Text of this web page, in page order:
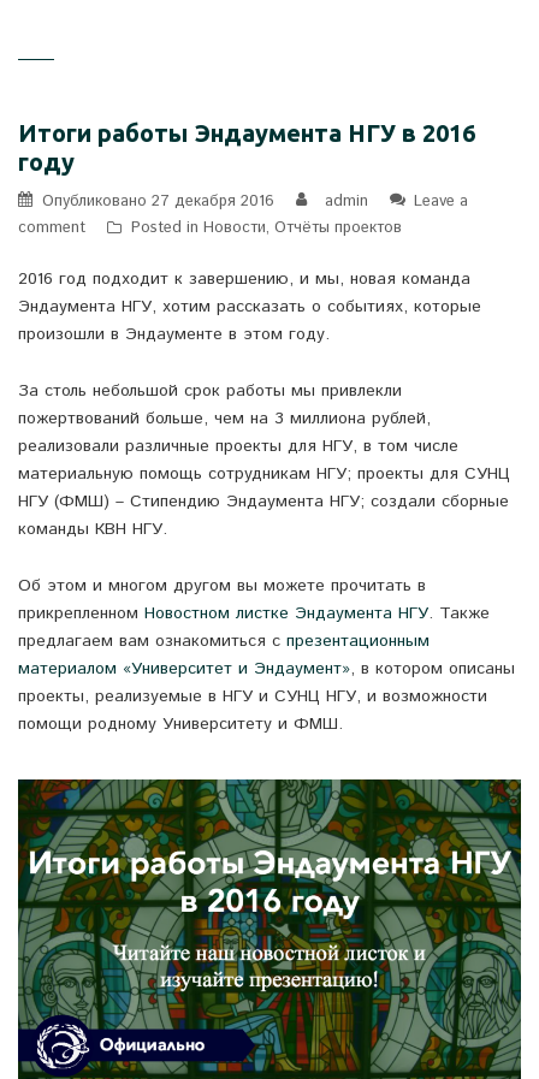
Итоги работы Эндаумента НГУ в 2016
году
Опубликовано 27 декабря 2016 admin
Leave a
comment
Posted in Новости, Отчёты проектов
2016 год подходит к завершению, и мы, новая команда
Эндаумента НГУ, хотим рассказать о событиях, которые
произошли в Эндаументе в этом году.
За столь небольшой срок работы мы привлекли
пожертвований больше, чем на 3 миллиона рублей,
реализовали различные проекты для НГУ, в том числе
материальную помощь сотрудникам НГУ; проекты для СУНЦ
НГУ (ФМШ) – Стипендию Эндаумента НГУ; создали сборные
команды КВН НГУ.
Об этом и многом другом вы можете прочитать в
прикрепленном Новостном листке Эндаумента НГУ. Также
предлагаем вам ознакомиться с презентационным
материалом «Университет и Эндаумент», в котором описаны
проекты, реализуемые в НГУ и СУНЦ НГУ, и возможности
помощи родному Университету и ФМШ.